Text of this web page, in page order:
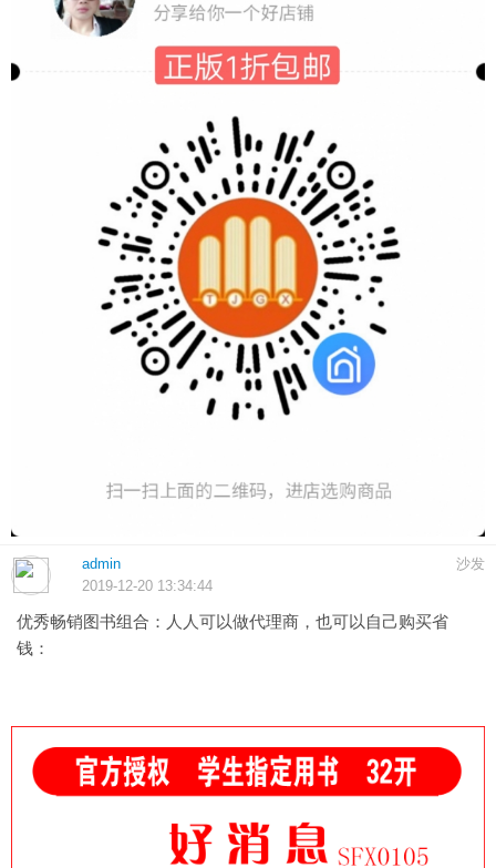
沙发
admin
2019-12-20 13:34:44
优秀畅销图书组合：人人可以做代理商，也可以自己购买省
钱：